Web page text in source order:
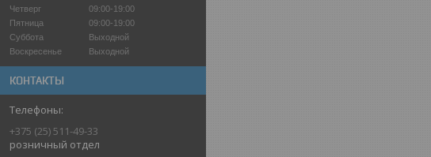
Четверг
09:00-19:00
Пятница
09:00-19:00
Суббота
Выходной
Воскресенье
Выходной
КОНТАКТЫ
+375 (25) 511-49-33
розничный отдел